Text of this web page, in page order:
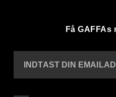
Få GAFFAs
INDTAST DIN